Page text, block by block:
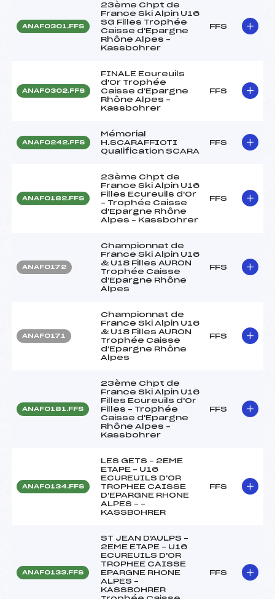
ANAF0301.FFS
23ème Chpt de
France Ski Alpin U16
SG Filles Trophée
Caisse d'Epargne
Rhône Alpes –
Kassbohrer
FFS
ANAF0302.FFS
FINALE Ecureuils
d'Or Trophée
Caisse d'Epargne
Rhône Alpes –
Kassbohrer
FFS
ANAF0242.FFS
Mémorial
H.SCARAFFIOTI
Qualification SCARA
FFS
ANAF0182.FFS
23ème Chpt de
France Ski Alpin U16
Filles Ecureuils d'Or
– Trophée Caisse
d'Epargne Rhône
Alpes – Kassbohrer
FFS
ANAF0172
Championnat de
France Ski Alpin U16
& U18 Filles AURON
Trophée Caisse
d'Epargne Rhône
Alpes
FFS
ANAF0171
Championnat de
France Ski Alpin U16
& U18 Filles AURON
Trophée Caisse
d'Epargne Rhône
Alpes
FFS
ANAF0181.FFS
23ème Chpt de
France Ski Alpin U16
Filles Ecureuils d'Or
Filles – Trophée
Caisse d'Epargne
Rhône Alpes –
Kassbohrer
FFS
ANAF0134.FFS
LES GETS – 2EME
ETAPE – U16
ECUREUILS D'OR
TROPHEE CAISSE
D'EPARGNE RHONE
ALPES – –
KASSBOHRER
FFS
ANAF0133.FFS
ST JEAN D'AULPS –
2EME ETAPE – U16
ECUREUILS D'OR
TROPHEE CAISSE
EPARGNE RHONE
ALPES –
KASSBOHRER
FFS